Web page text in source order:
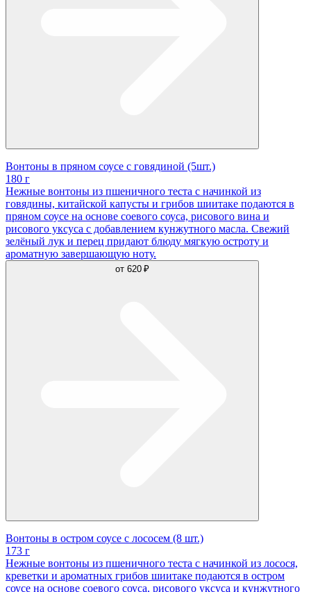
Вонтоны в пряном соусе с говядиной (5шт.)
180 г
Нежные вонтоны из пшеничного теста с начинкой из
говядины, китайской капусты и грибов шиитаке подаются в
пряном соусе на основе соевого соуса, рисового вина и
рисового уксуса с добавлением кунжутного масла. Свежий
зелёный лук и перец придают блюду мягкую остроту и
ароматную завершающую ноту.
от 620 ₽
Вонтоны в остром соусе с лососем (8 шт.)
173 г
Нежные вонтоны из пшеничного теста с начинкой из лосося,
креветки и ароматных грибов шиитаке подаются в остром
соусе на основе соевого соуса, рисового уксуса и кунжутного